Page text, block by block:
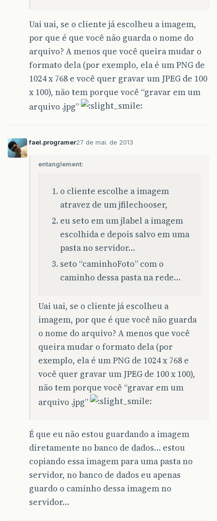
Uai uai, se o cliente já escolheu a imagem,
por que é que você não guarda o nome do
arquivo? A menos que você queira mudar o
formato dela (por exemplo, ela é um PNG de
1024 x 768 e você quer gravar um JPEG de 100
x 100), não tem porque você “gravar em um
arquivo .jpg”
fael.programer27 de mai. de 2013
entanglement:
o cliente escolhe a imagem
atravez de um jfilechooser,
eu seto em um jlabel a imagem
escolhida e depois salvo em uma
pasta no servidor…
seto “caminhoFoto” com o
caminho dessa pasta na rede…
Uai uai, se o cliente já escolheu a
imagem, por que é que você não guarda
o nome do arquivo? A menos que você
queira mudar o formato dela (por
exemplo, ela é um PNG de 1024 x 768 e
você quer gravar um JPEG de 100 x 100),
não tem porque você “gravar em um
arquivo .jpg”
É que eu não estou guardando a imagem
diretamente no banco de dados… estou
copiando essa imagem para uma pasta no
servidor, no banco de dados eu apenas
guardo o caminho dessa imagem no
servidor…